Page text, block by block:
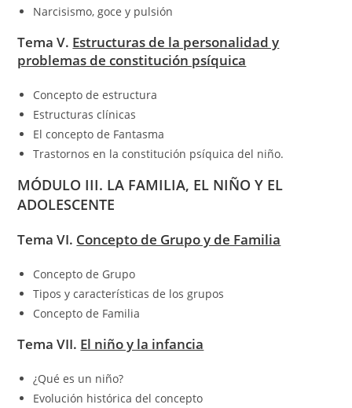
Narcisismo, goce y pulsión
Tema V. Estructuras de la personalidad y
problemas de constitución psíquica
Concepto de estructura
Estructuras clínicas
El concepto de Fantasma
Trastornos en la constitución psíquica del niño.
MÓDULO III. LA FAMILIA, EL NIÑO Y EL
ADOLESCENTE
Tema VI. Concepto de Grupo y de Familia
Concepto de Grupo
Tipos y características de los grupos
Concepto de Familia
Tema VII. El niño y la infancia
¿Qué es un niño?
Evolución histórica del concepto